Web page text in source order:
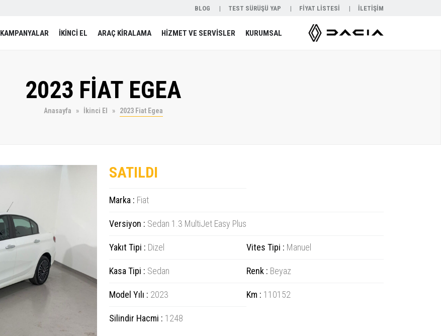
BLOG TEST SÜRÜŞÜ YAP FİYAT LİSTESİ İLETİŞİM
KAMPANYALAR İKİNCİ EL ARAÇ KİRALAMA HİZMET VE SERVİSLER KURUMSAL
2023 FİAT EGEA
Anasayfa İkinci El 2023 Fiat Egea
SATILDI
Marka : Fiat
Versiyon : Sedan 1.3 MultiJet Easy Plus
Yakıt Tipi : Dizel Vites Tipi : Manuel
Kasa Tipi : Sedan Renk : Beyaz
Model Yılı : 2023 Km : 110152
Silindir Hacmi : 1248